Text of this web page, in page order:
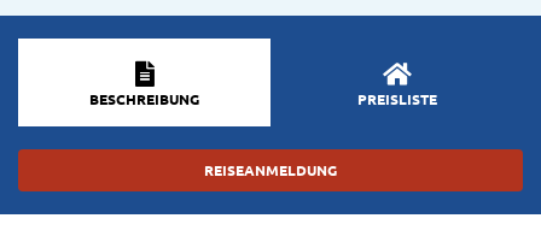
BESCHREIBUNG PREISLISTE
REISEANMELDUNG